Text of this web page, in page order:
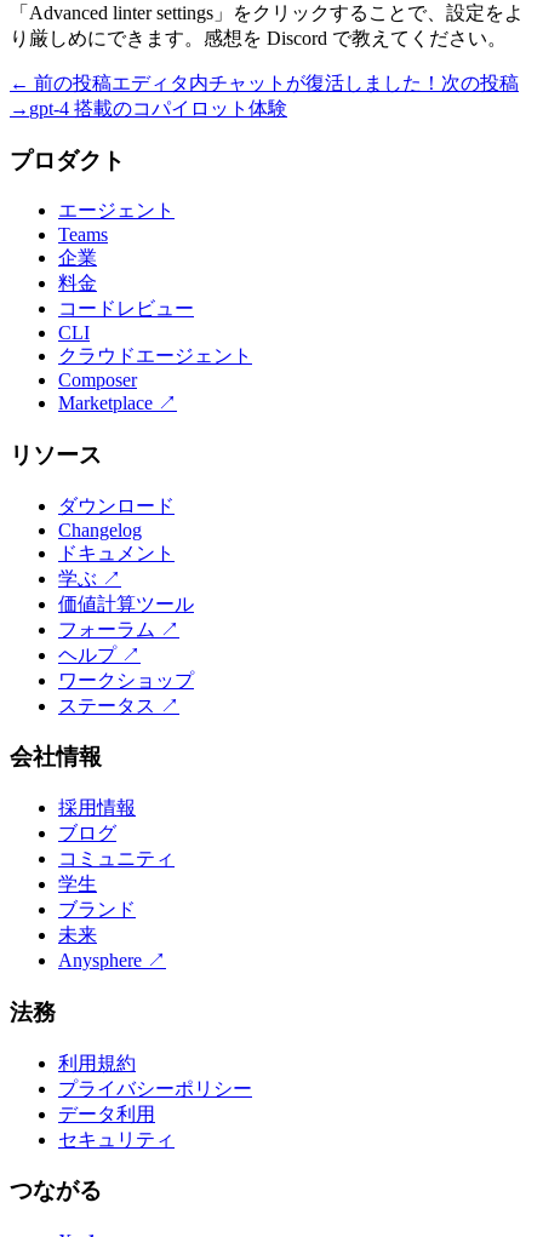
「Advanced linter settings」をクリックすることで、設定をよ
り厳しめにできます。感想を Discord で教えてください。
← 前の投稿エディタ内チャットが復活しました！ 次の投稿
→ gpt-4 搭載のコパイロット体験
プロダクト
エージェント
Teams
企業
料金
コードレビュー
CLI
クラウドエージェント
Composer
Marketplace ↗
リソース
ダウンロード
Changelog
ドキュメント
学ぶ ↗
価値計算ツール
フォーラム ↗
ヘルプ↗
ワークショップ
ステータス ↗
会社情報
採用情報
ブログ
コミュニティ
学生
ブランド
未来
Anysphere ↗
法務
利用規約
プライバシーポリシー
データ利用
セキュリティ
つながる